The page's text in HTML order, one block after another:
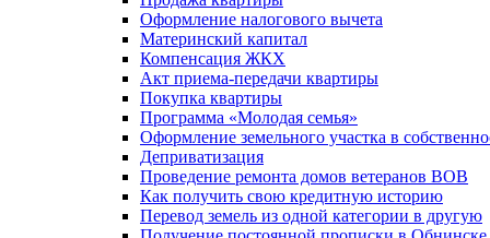
Оформление налогового вычета
Материнский капитал
Компенсация ЖКХ
Акт приема-передачи квартиры
Покупка квартиры
Программа «Молодая семья»
Оформление земельного участка в
Деприватизация
Проведение ремонта домов ветеранов ВОВ
Как получить свою кредитную историю
Перевод земель из одной категории в другую